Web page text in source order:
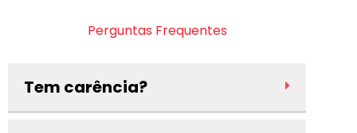
Perguntas Frequentes
Tem carência?